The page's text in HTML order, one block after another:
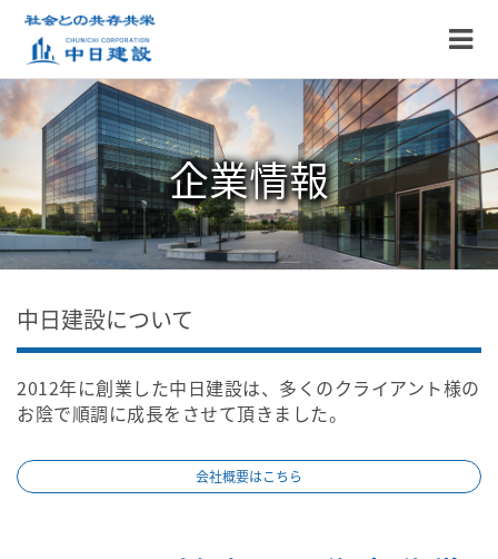
企業情報
中日建設について
2012年に創業した中日建設は、多くのクライアント様の
お陰で順調に成長をさせて頂きました。
会社概要はこちら